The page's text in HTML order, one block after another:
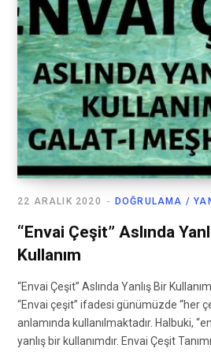
DOĞRULAMA /
22 ARALIK 2020
“Envai Çeşit” Aslında
Kullanım
“Envai Çeşit” Aslında Yanlış Bir
“Envai çeşit” ifadesi günümüzde “her
anlamında kullanılmaktadır. Halbuki,
yanlış bir kullanımdır. Envai Çeşit